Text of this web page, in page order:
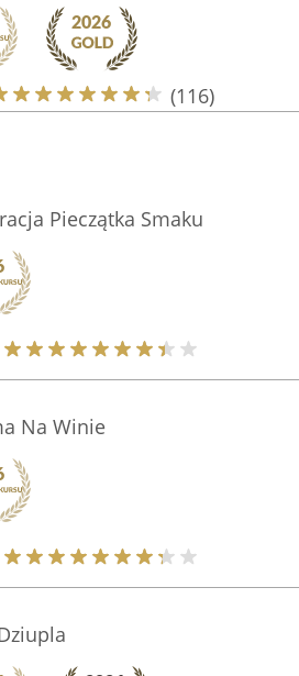
(116)
Pieczątka Smaku
Na Winie